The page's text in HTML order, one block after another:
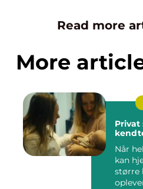
Read more
More
Privat
Når
kan
større